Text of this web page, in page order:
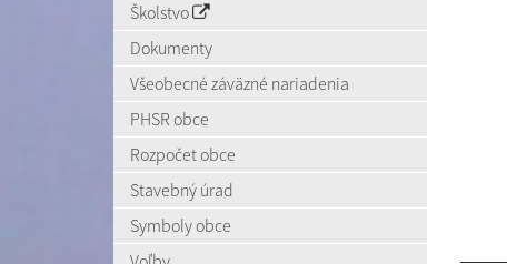
Školstvo
Dokumenty
Všeobecné záväzné nariadenia
PHSR obce
Rozpočet obce
Stavebný úrad
Symboly obce